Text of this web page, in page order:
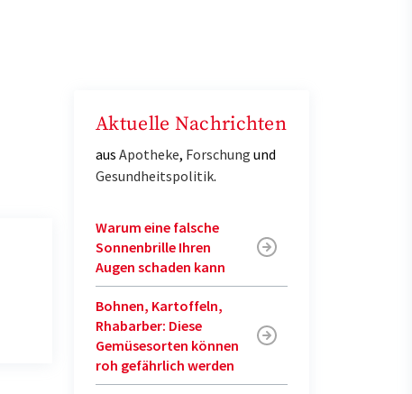
Aktuelle Nachrichten
aus Apotheke, Forschung und
Gesundheitspolitik.
Warum eine falsche
Sonnenbrille Ihren
Augen schaden kann
Bohnen, Kartoffeln,
Rhabarber: Diese
Gemüsesorten können
roh gefährlich werden